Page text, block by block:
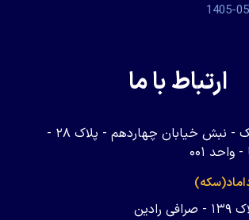
1405-
ارتباط با ما
تهران - ولنجک - نبش خیابان چهاردهم - پلاک ۲۸ -
۰۰۱